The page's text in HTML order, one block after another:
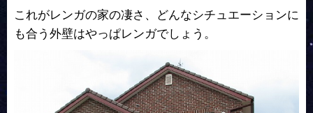
これがレンガの家の凄さ、どんなシチュエーションに
も合う外壁はやっぱレンガでしょう。